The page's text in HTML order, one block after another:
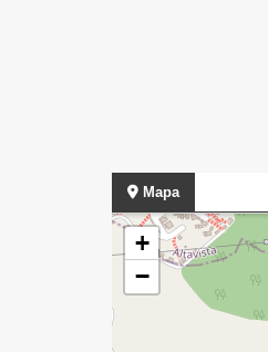
Mapa
+
−